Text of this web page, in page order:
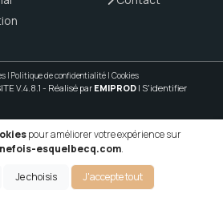
| Politique de confidentialité | Cookies
V.4.8.1 - Réalisé par EMIPROD | S'identifier
pour améliorer votre expérience sur
esquelbecq.com.
Je choisis J'accepte tout